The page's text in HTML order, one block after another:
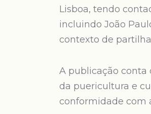
Lisboa, tendo
incluindo João
contexto de
A publicação conta
da puericultura e
conformidade com